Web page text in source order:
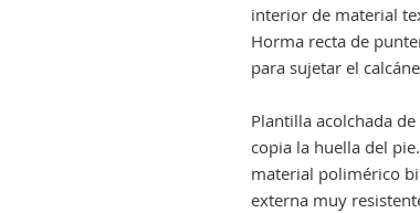
interior de material
Horma recta de
para sujetar el
Plantilla acolchada
copia la huella del
material polimérico
externa muy